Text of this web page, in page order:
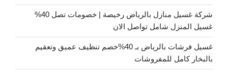
شركة غسيل منازل بالرياض رخيصة | خصومات تصل 40%
غسيل المنزل شامل تواصل الان
غسيل فرشات بالرياض بـ 40%خصم تنظيف عميق وتعقيم
بالبخار كامل للمفروشات